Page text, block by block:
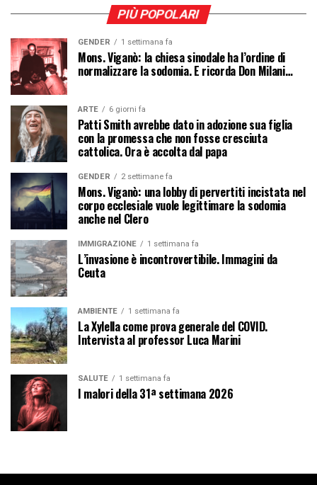
PIÙ POPOLARI
GENDER 1 settimana fa
Mons. Viganò: la chiesa sinodale ha l’ordine di
normalizzare la sodomia. E ricorda Don Milani…
ARTE 6 giorni fa
Patti Smith avrebbe dato in adozione sua figlia
con la promessa che non fosse cresciuta
cattolica. Ora è accolta dal papa
GENDER 2 settimane fa
Mons. Viganò: una lobby di pervertiti incistata nel
corpo ecclesiale vuole legittimare la sodomia
anche nel Clero
IMMIGRAZIONE 1 settimana fa
L’invasione è incontrovertibile. Immagini da
Ceuta
AMBIENTE 1 settimana fa
La Xylella come prova generale del COVID.
Intervista al professor Luca Marini
SALUTE 1 settimana fa
I malori della 31ª settimana 2026